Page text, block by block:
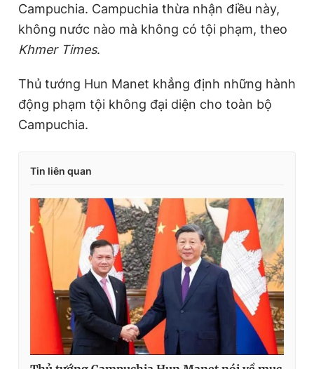
Campuchia. Campuchia thừa nhận điều này,
không nước nào mà không có tội phạm, theo
Khmer Times.
Thủ tướng Hun Manet khẳng định những hành
động phạm tội không đại diện cho toàn bộ
Campuchia.
Tin liên quan